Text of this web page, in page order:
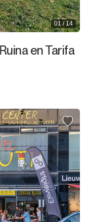
01 / 14
en Tarifa